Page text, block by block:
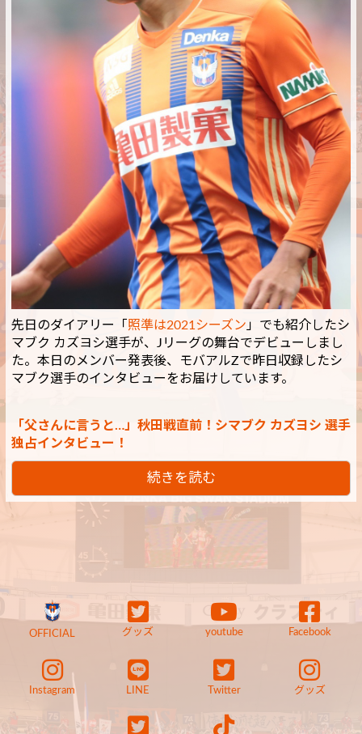
先日のダイアリー「 照準は2021シーズン」でも紹介したシ
マブク カズヨシ選手が、Jリーグの舞台でデビューしまし
た。本日のメンバー発表後、モバアルZで昨日収録したシ
マブク選手のインタビューをお届けしています。
「父さんに言うと…」秋田戦直前！シマブク カズヨシ 選手
独占インタビュー！
続きを読む
OFFICIAL グッズ youtube Facebook
Instagram LINE Twitter グッズ